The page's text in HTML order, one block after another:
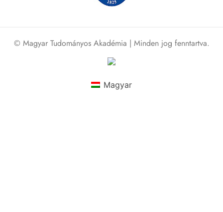
© Magyar Tudományos Akadémia | Minden jog fenntartva.
Magyar